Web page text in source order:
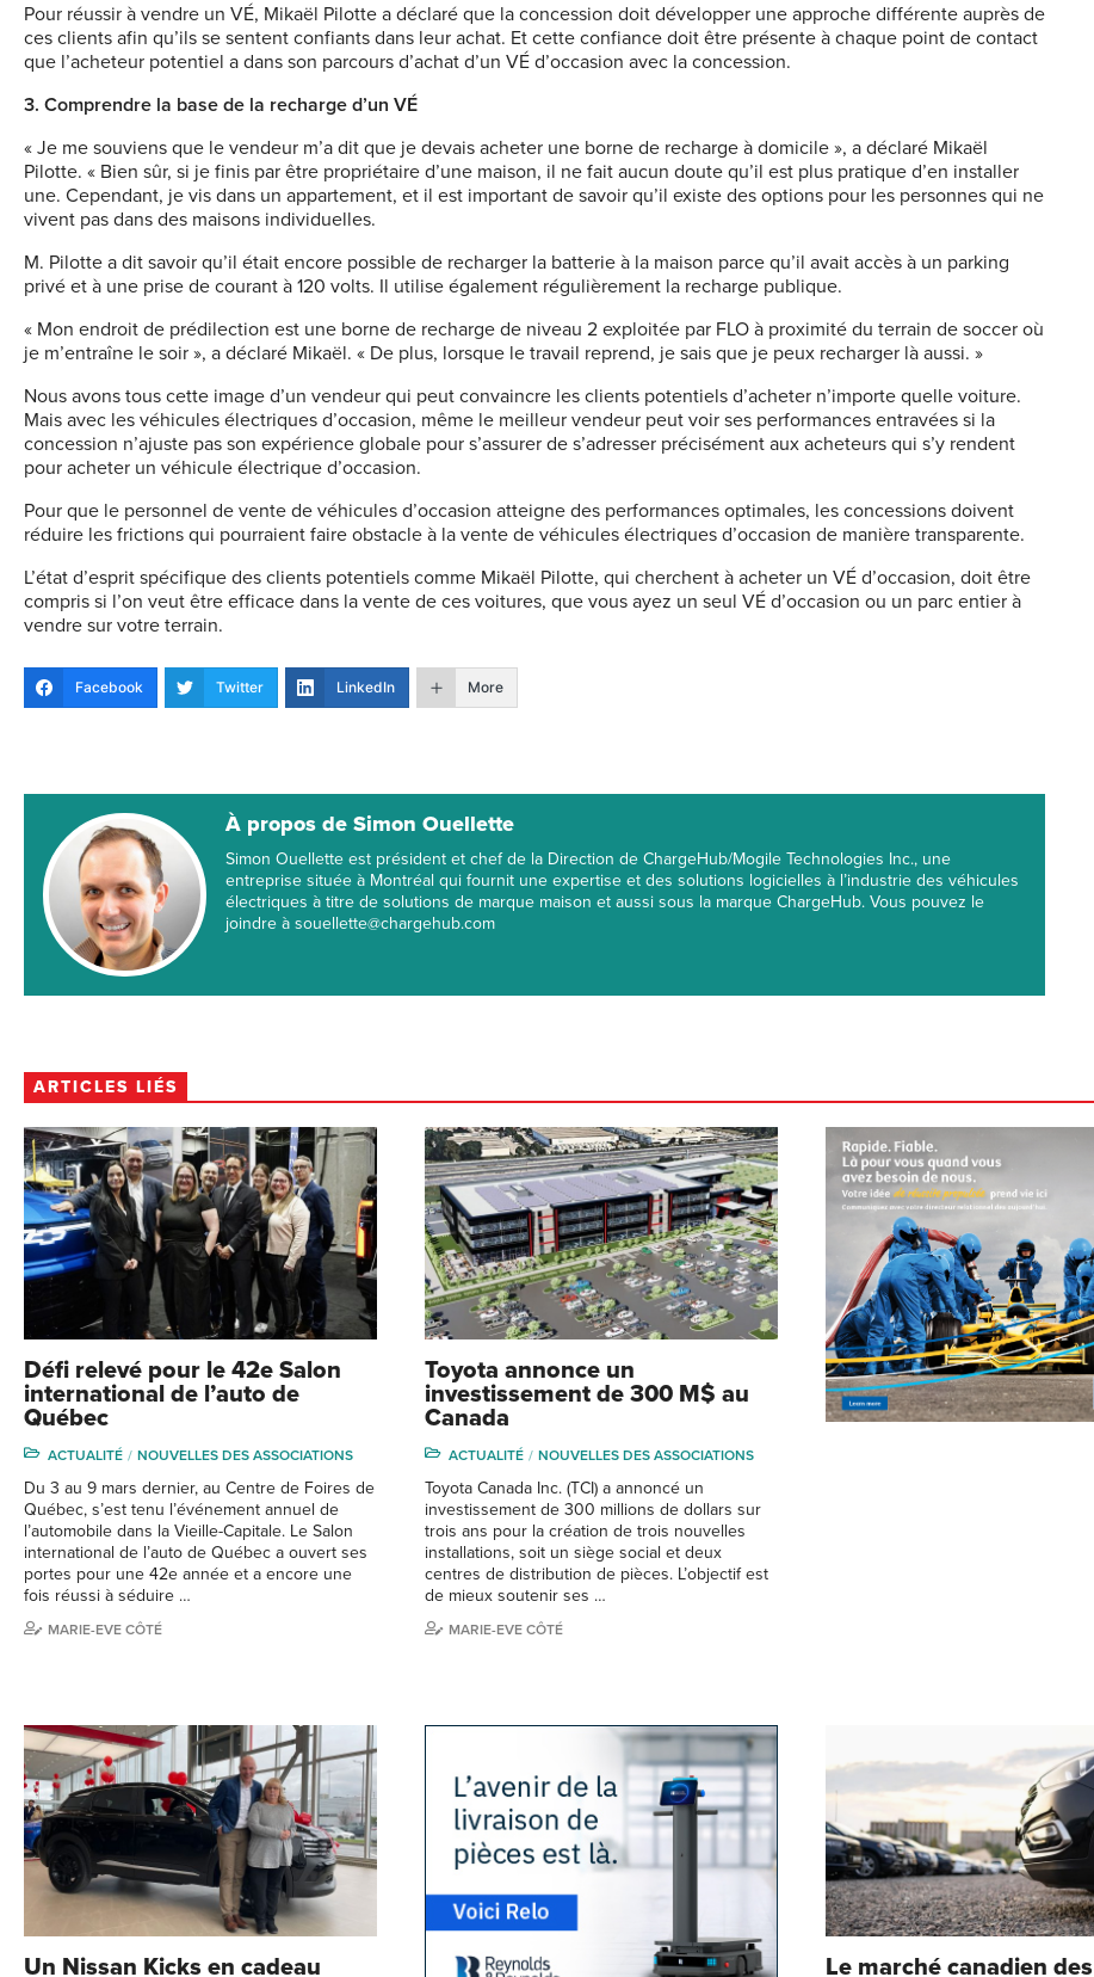
Pour réussir à vendre un VÉ, Mikaël Pilotte a déclaré que la concession doit développer une approche différente auprès de
ces clients afin qu’ils se sentent confiants dans leur achat. Et cette confiance doit être présente à chaque point de contact
que l’acheteur potentiel a dans son parcours d’achat d’un VÉ d’occasion avec la concession.
3. Comprendre la base de la recharge d’un VÉ
« Je me souviens que le vendeur m’a dit que je devais acheter une borne de recharge à domicile », a déclaré Mikaël
Pilotte. « Bien sûr, si je finis par être propriétaire d’une maison, il ne fait aucun doute qu’il est plus pratique d’en installer
une. Cependant, je vis dans un appartement, et il est important de savoir qu’il existe des options pour les personnes qui ne
vivent pas dans des maisons individuelles.
M. Pilotte a dit savoir qu’il était encore possible de recharger la batterie à la maison parce qu’il avait accès à un parking
privé et à une prise de courant à 120 volts. Il utilise également régulièrement la recharge publique.
« Mon endroit de prédilection est une borne de recharge de niveau 2 exploitée par FLO à proximité du terrain de soccer où
je m’entraîne le soir », a déclaré Mikaël. « De plus, lorsque le travail reprend, je sais que je peux recharger là aussi. »
Nous avons tous cette image d’un vendeur qui peut convaincre les clients potentiels d’acheter n’importe quelle voiture.
Mais avec les véhicules électriques d’occasion, même le meilleur vendeur peut voir ses performances entravées si la
concession n’ajuste pas son expérience globale pour s’assurer de s’adresser précisément aux acheteurs qui s’y rendent
pour acheter un véhicule électrique d’occasion.
Pour que le personnel de vente de véhicules d’occasion atteigne des performances optimales, les concessions doivent
réduire les frictions qui pourraient faire obstacle à la vente de véhicules électriques d’occasion de manière transparente.
L’état d’esprit spécifique des clients potentiels comme Mikaël Pilotte, qui cherchent à acheter un VÉ d’occasion, doit être
compris si l’on veut être efficace dans la vente de ces voitures, que vous ayez un seul VÉ d’occasion ou un parc entier à
vendre sur votre terrain.
Facebook Twitter LinkedIn More
À propos de Simon Ouellette
Simon Ouellette est président et chef de la Direction de ChargeHub/Mogile Technologies Inc., une
entreprise située à Montréal qui fournit une expertise et des solutions logicielles à l’industrie des véhicules
électriques à titre de solutions de marque maison et aussi sous la marque ChargeHub. Vous pouvez le
joindre à souellette@chargehub.com
ARTICLES LIÉS
Défi relevé pour le 42e Salon
international de l’auto de
Québec
ACTUALITÉ NOUVELLES DES ASSOCIATIONS
Du 3 au 9 mars dernier, au Centre de Foires de
Québec, s’est tenu l’événement annuel de
l’automobile dans la Vieille-Capitale. Le Salon
international de l’auto de Québec a ouvert ses
portes pour une 42e année et a encore une
fois réussi à séduire …
MARIE-EVE CÔTÉ
Toyota annonce un
investissement de 300 M$ au
Canada
ACTUALITÉ NOUVELLES DES ASSOCIATIONS
Toyota Canada Inc. (TCI) a annoncé un
investissement de 300 millions de dollars sur
trois ans pour la création de trois nouvelles
installations, soit un siège social et deux
centres de distribution de pièces. L’objectif est
de mieux soutenir ses …
MARIE-EVE CÔTÉ
Un Nissan Kicks en cadeau Le marché canadien des